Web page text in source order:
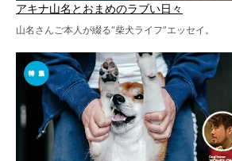
アキナ山名とおまめのラブい日々
山名さんご本人が綴る“柴犬ライフ”エッセイ。